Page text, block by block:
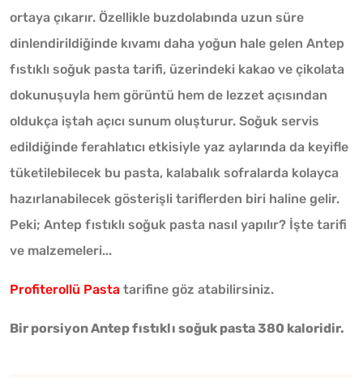
ortaya çıkarır. Özellikle buzdolabında uzun süre
dinlendirildiğinde kıvamı daha yoğun hale gelen Antep
fıstıklı soğuk pasta tarifi, üzerindeki kakao ve çikolata
dokunuşuyla hem görüntü hem de lezzet açısından
oldukça iştah açıcı sunum oluşturur. Soğuk servis
edildiğinde ferahlatıcı etkisiyle yaz aylarında da keyifle
tüketilebilecek bu pasta, kalabalık sofralarda kolayca
hazırlanabilecek gösterişli tariflerden biri haline gelir.
Peki; Antep fıstıklı soğuk pasta nasıl yapılır? İşte tarifi
ve malzemeleri...
Profiterollü Pasta tarifine göz atabilirsiniz.
Bir porsiyon Antep fıstıklı soğuk pasta 380 kaloridir.